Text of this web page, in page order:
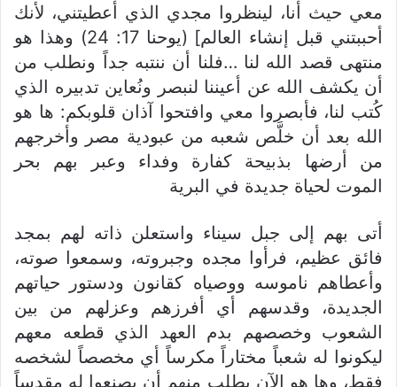
معي حيث أنا، لينظروا مجدي الذي أعطيتني، لأنك
أحببتني قبل إنشاء العالم] (يوحنا 17: 24) وهذا هو
منتهى قصد الله لنا …فلنا أن ننتبه جداً ونطلب من
أن يكشف الله عن أعيننا لنبصر ونُعاين تدبيره الذي
كُتب لنا، فأبصروا معي وافتحوا آذان قلوبكم: ها هو
الله بعد أن خلَّص شعبه من عبودية مصر وأخرجهم
من أرضها بذبيحة كفارة وفداء وعبر بهم بحر
الموت لحياة جديدة في البرية
أتى بهم إلى جبل سيناء واستعلن ذاته لهم بمجد
فائق عظيم، فرأوا مجده وجبروته، وسمعوا صوته،
وأعطاهم ناموسه ووصياه كقانون ودستور حياتهم
الجديدة، وقدسهم أي أفرزهم وعزلهم من بين
الشعوب وخصصهم بدم العهد الذي قطعه معهم
ليكونوا له شعباً مختاراً مكرساً أي مخصصاً لشخصه
فقط، وها هو الآن يطلب منهم أن يصنعوا له مقدساً